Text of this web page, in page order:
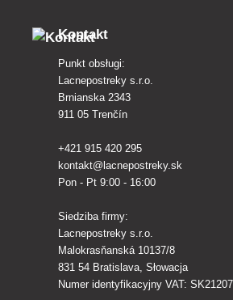
Kontakt
Punkt obsługi:
Lacnepostreky s.r.o.
Brnianska 2343
911 05 Trenčín
+421 915 420 295
kontakt@lacnepostreky.sk
Pon - Pt 9:00 - 16:00
Siedziba firmy:
Lacnepostreky s.r.o.
Malokrasňanská 10137/8
831 54 Bratislava, Słowacja
Numer identyfikacyjny VAT: